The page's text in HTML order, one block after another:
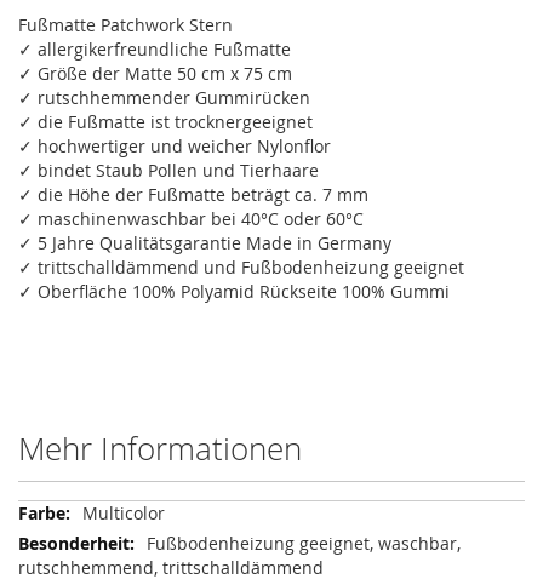
Fußmatte Patchwork Stern
✓ allergikerfreundliche Fußmatte
✓ Größe der Matte 50 cm x 75 cm
✓ rutschhemmender Gummirücken
✓ die Fußmatte ist trocknergeeignet
✓ hochwertiger und weicher Nylonflor
✓ bindet Staub Pollen und Tierhaare
✓ die Höhe der Fußmatte beträgt ca. 7 mm
✓ maschinenwaschbar bei 40°C oder 60°C
✓ 5 Jahre Qualitätsgarantie Made in Germany
✓ trittschalldämmend und Fußbodenheizung geeignet
✓ Oberfläche 100% Polyamid Rückseite 100% Gummi
Mehr Informationen
Mehr
Informationen
Multicolor
Fußbodenheizung geeignet, waschbar,
rutschhemmend, trittschalldämmend